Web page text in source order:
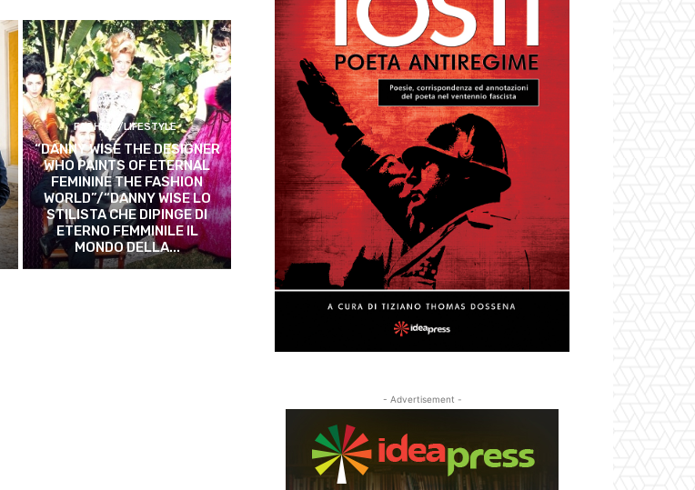
FASHION/LIFESTYLE
“DANNY WISE THE DESIGNER
WHO PAINTS OF ETERNAL
FEMININE THE FASHION
WORLD”/“DANNY WISE LO
STILISTA CHE DIPINGE DI
ETERNO FEMMINILE IL
MONDO DELLA...
- Advertisement -